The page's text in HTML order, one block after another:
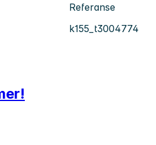
Referanse
k155_t3004774